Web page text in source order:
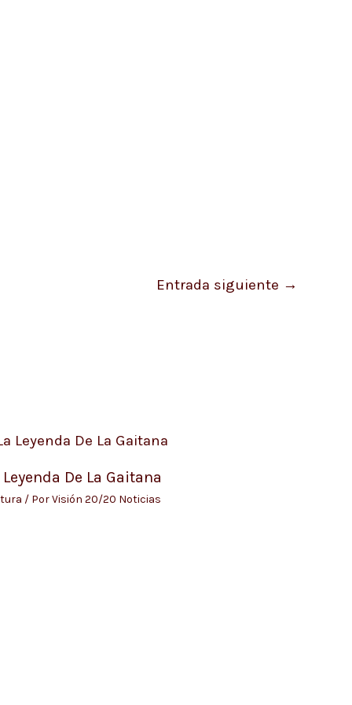
Entrada siguiente →
Leyenda De La Gaitana
/ PorVisión 20/20 Noticias